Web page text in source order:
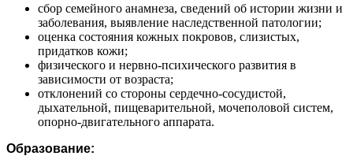
сбор семейного анамнеза, сведений об истории жизни и
заболевания, выявление наследственной патологии;
оценка состояния кожных покровов, слизистых,
придатков кожи;
физического и нервно-психического развития в
зависимости от возраста;
отклонений со стороны сердечно-сосудистой,
дыхательной, пищеварительной, мочеполовой систем,
опорно-двигательного аппарата.
Образование: